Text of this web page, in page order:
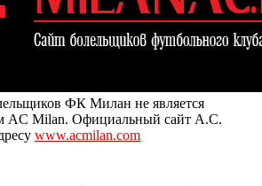
ФК Милан не является
AC Milan. Официальный сайт A.C.
www.acmilan.com